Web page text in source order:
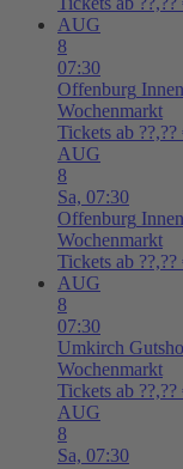
AUG
8
07:30
Offenburg
Wochenmarkt
Tickets ab ??,??
AUG
8
Sa, 07:30
Offenburg
Wochenmarkt
Tickets ab ??,??
AUG
8
07:30
Umkirch
Wochenmarkt
Tickets ab ??,??
AUG
8
Sa, 07:30